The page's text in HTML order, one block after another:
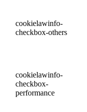
cookielawinfo-
checkbox-others
cookielawinfo-
checkbox-
performance